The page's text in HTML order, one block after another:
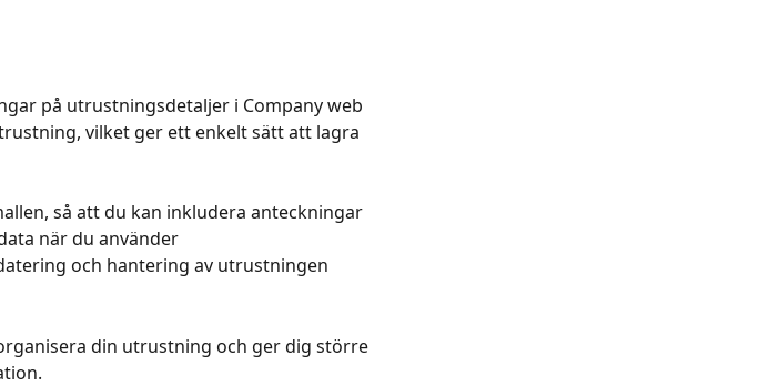
på utrustningsdetaljer i Company web
vilket ger ett enkelt sätt att lagra
så att du kan inkludera anteckningar
när du använder
och hantering av utrustningen
din utrustning och ger dig större